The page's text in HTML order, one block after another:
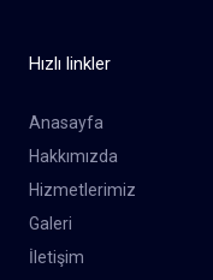
Hızlı linkler
Anasayfa
Hakkımızda
Hizmetlerimiz
Galeri
İletişim